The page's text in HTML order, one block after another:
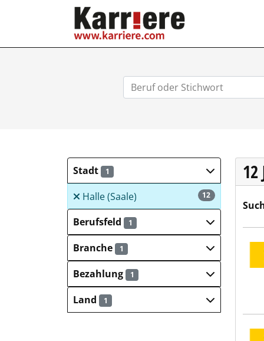
Stadt 1
12
Halle (Saale)
Berufsfeld
1
Branche 1
Bezahlung 1
Land 1
12